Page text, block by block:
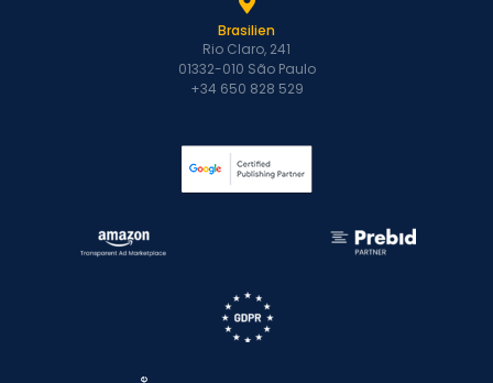
Brasilien
Rio Claro, 241
01332-010 São Paulo
+34 650 828 529